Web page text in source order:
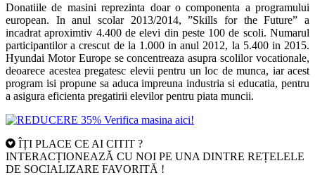
Donatiile de masini reprezinta doar o componenta a programului
european. In anul scolar 2013/2014, ”Skills for the Future” a
incadrat aproximtiv 4.400 de elevi din peste 100 de scoli. Numarul
participantilor a crescut de la 1.000 in anul 2012, la 5.400 in 2015.
Hyundai Motor Europe se concentreaza asupra scolilor vocationale,
deoarece acestea pregatesc elevii pentru un loc de munca, iar acest
program isi propune sa aduca impreuna industria si educatia, pentru
a asigura eficienta pregatirii elevilor pentru piata muncii.
ÎȚI PLACE CE AI CITIT ?
INTERACȚIONEAZĂ CU NOI PE UNA DINTRE REȚELELE
DE SOCIALIZARE FAVORITĂ !